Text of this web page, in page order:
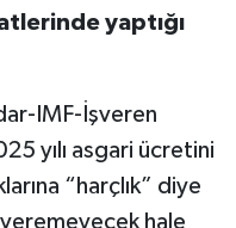
yaptığı
IMF-İşveren
yılı asgari ücretini
“harçlık” diye
veremeyecek hale